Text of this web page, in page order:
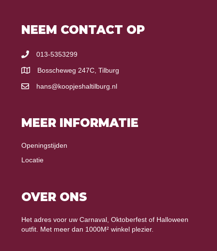
NEEM CONTACT OP
013-5353299
Bosscheweg 247C, Tilburg
hans@koopjeshaltilburg.nl
MEER INFORMATIE
Openingstijden
Locatie
OVER ONS
Het adres voor uw Carnaval, Oktoberfest of Halloween
outfit. Met meer dan 1000M² winkel plezier.